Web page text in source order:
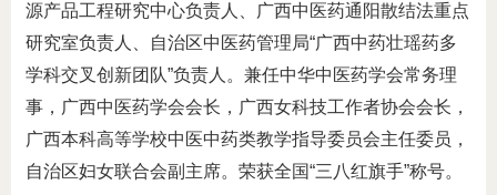
源产品工程研究中心负责人、广西中医药通阳散结法重点
研究室负责人、自治区中医药管理局“广西中药壮瑶药多
学科交叉创新团队”负责人。兼任中华中医药学会常务理
事，广西中医药学会会长，广西女科技工作者协会会长，
广西本科高等学校中医中药类教学指导委员会主任委员，
自治区妇女联合会副主席。荣获全国“三八红旗手”称号。